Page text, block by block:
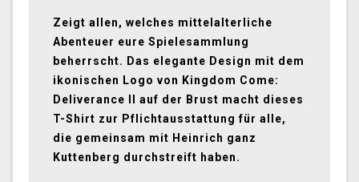
Zeigt allen, welches mittelalterliche
Abenteuer eure Spielesammlung
beherrscht. Das elegante Design mit dem
ikonischen Logo von Kingdom Come:
Deliverance II auf der Brust macht dieses
T-Shirt zur Pflichtausstattung für alle,
die gemeinsam mit Heinrich ganz
Kuttenberg durchstreift haben.